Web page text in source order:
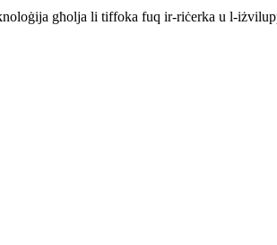
għolja li tiffoka fuq ir-riċerka u l-